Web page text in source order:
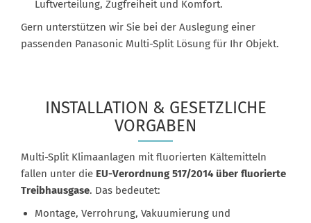
Luftverteilung, Zugfreiheit und Komfort.
Gern unterstützen wir Sie bei der Auslegung einer
passenden Panasonic Multi-Split Lösung für Ihr Objekt.
INSTALLATION & GESETZLICHE
VORGABEN
Multi-Split Klimaanlagen mit fluorierten Kältemitteln
fallen unter die EU-Verordnung 517/2014 über fluorierte
Treibhausgase. Das bedeutet:
Montage, Verrohrung, Vakuumierung und